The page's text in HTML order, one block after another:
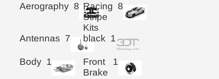
Aerography 8 Racing
Stripe
Kits
8
Antennas 7 black 1
Body 1
Front
Brake
1